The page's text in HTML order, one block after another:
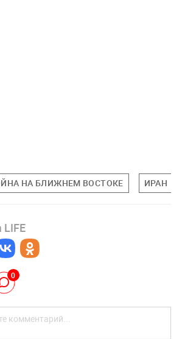
НА БЛИЖНЕМ ВОСТОКЕ ИРАН
LIFE
0